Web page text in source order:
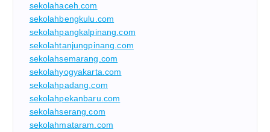
sekolahaceh.com
sekolahbengkulu.com
sekolahpangkalpinang.com
sekolahtanjungpinang.com
sekolahsemarang.com
sekolahyogyakarta.com
sekolahpadang.com
sekolahpekanbaru.com
sekolahserang.com
sekolahmataram.com